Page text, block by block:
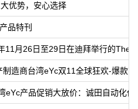
优势，安心选择
品特刊
11月26日至29日在迪拜举行的The
造商台湾eYc双11全球狂欢-爆款
eYc产品促销大放价：诚田自动化